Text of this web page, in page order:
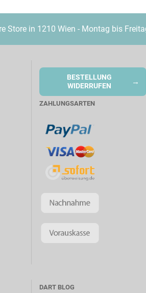
Store in 1210 Wien - Montag bis
BESTELLUNG
WIDERRUFEN
→
ZAHLUNGSARTEN
DART BLOG